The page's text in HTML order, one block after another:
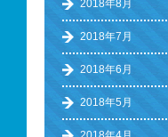
2018年8月
2018年7月
2018年6月
2018年5月